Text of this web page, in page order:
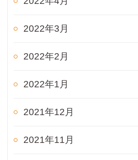
2022年3月
2022年2月
2022年1月
2021年12月
2021年11月